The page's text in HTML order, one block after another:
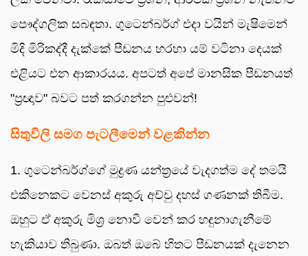
පෞද්ගලික සබඳතා. ගුටෙන්බර්ග් එදා වයින් මැෂිමෙන්
මිදි මිරිකද්දී දැක්කේ පීඩනය හරහා යම් වටිනා දෙයක්
එළියට එන ආකාරයය. අපටත් අපේ මානසික පීඩනයත්
"ප්‍රඥාව" බවට පත් කරගන්න පුළුවන්!
සිතුවිලි සමග පැටලීමෙන් වළකින්න
1. ගුටෙන්බර්ග්ගේ මුද්‍රණ යන්ත්‍රයේ වැදගත්ම දේ තමයි
එකිනෙකට වෙනස් අකුරු අච්චු දහස් ගණනක් තිබීම.
ඔහුට ඒ අකුරු මිශ්‍ර නොවී වෙන් කර හඳුනාගැනීමේ
හැකියාව තිබුණා. ඔබත් ඔබේ හිතට පීඩනයක් දැනෙන